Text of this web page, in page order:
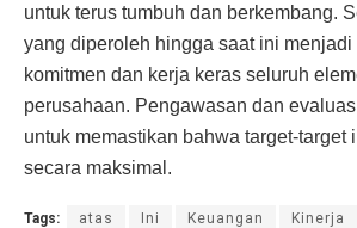
untuk terus tumbuh dan berkembang.
yang diperoleh hingga saat ini menjadi
komitmen dan kerja keras seluruh
perusahaan. Pengawasan dan
untuk memastikan bahwa target-target
secara maksimal.
Tags: atas Ini Keuangan Kinerja